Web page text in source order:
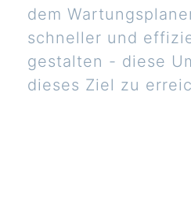
dem
schneller und
gestalten - diese
dieses Ziel zu